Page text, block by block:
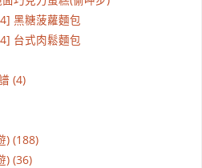
黑糖菠蘿麵包
台式肉鬆麵包
(4)
) (188)
) (36)